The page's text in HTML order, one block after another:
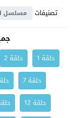
تصنيفات
مسلسل
حلقة 1 حلقة 2
حلقة 7
حلقة 12
حلقة